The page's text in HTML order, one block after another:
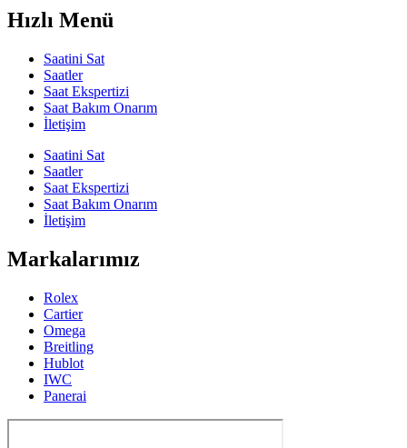
Hızlı Menü
Saatini Sat
Saatler
Saat Ekspertizi
Saat Bakım Onarım
İletişim
Saatini Sat
Saatler
Saat Ekspertizi
Saat Bakım Onarım
İletişim
Markalarımız
Rolex
Cartier
Omega
Breitling
Hublot
IWC
Panerai